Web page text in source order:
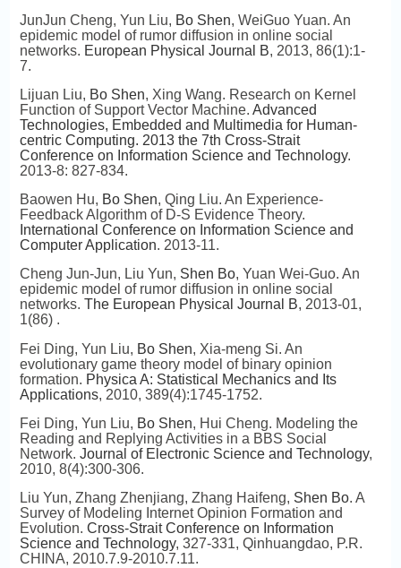
JunJun Cheng, Yun Liu, Bo Shen, WeiGuo Yuan. An
epidemic model of rumor diffusion in online social
networks. European Physical Journal B, 2013, 86(1):1-
7.
Lijuan Liu, Bo Shen, Xing Wang. Research on Kernel
Function of Support Vector Machine. Advanced
Technologies, Embedded and Multimedia for Human-
centric Computing. 2013 the 7th Cross-Strait
Conference on Information Science and Technology.
2013-8: 827-834.
Baowen Hu, Bo Shen, Qing Liu. An Experience-
Feedback Algorithm of D-S Evidence Theory.
International Conference on Information Science and
Computer Application. 2013-11.
Cheng Jun-Jun, Liu Yun, Shen Bo, Yuan Wei-Guo. An
epidemic model of rumor diffusion in online social
networks. The European Physical Journal B, 2013-01,
1(86) .
Fei Ding, Yun Liu, Bo Shen, Xia-meng Si. An
evolutionary game theory model of binary opinion
formation. Physica A: Statistical Mechanics and Its
Applications, 2010, 389(4):1745-1752.
Fei Ding, Yun Liu, Bo Shen, Hui Cheng. Modeling the
Reading and Replying Activities in a BBS Social
Network. Journal of Electronic Science and Technology,
2010, 8(4):300-306.
Liu Yun, Zhang Zhenjiang, Zhang Haifeng, Shen Bo. A
Survey of Modeling Internet Opinion Formation and
Evolution. Cross-Strait Conference on Information
Science and Technology, 327-331, Qinhuangdao, P.R.
CHINA, 2010.7.9-2010.7.11.